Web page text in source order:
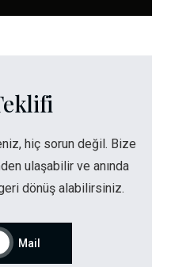
hiç sorun değil. Bize
ulaşabilir ve anında
dönüş alabilirsiniz.
Mail